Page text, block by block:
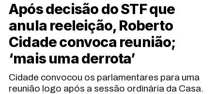
Após decisão do STF que
anula reeleição, Roberto
Cidade convoca reunião;
‘mais uma derrota’
Cidade convocou os parlamentares para uma
reunião logo após a sessão ordinária da Casa.